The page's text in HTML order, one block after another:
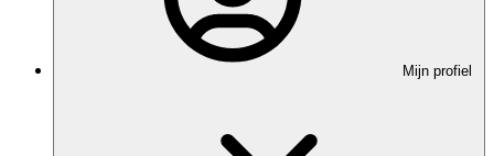
Mijn profiel